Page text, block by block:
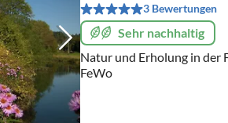
3 Bewertungen
Sehr nachhaltig
Natur und Erholung in der
FeWo